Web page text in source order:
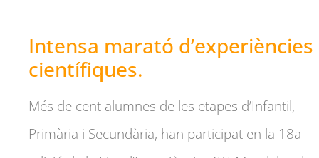
Intensa marató d’experiències
científiques.
Més de cent alumnes de les etapes d’Infantil,
Primària i Secundària, han participat en la 18a